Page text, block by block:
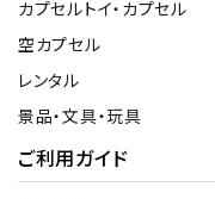
カプセルトイ・カプセル
空カプセル
レンタル
景品・文具・玩具
ご利用ガイド